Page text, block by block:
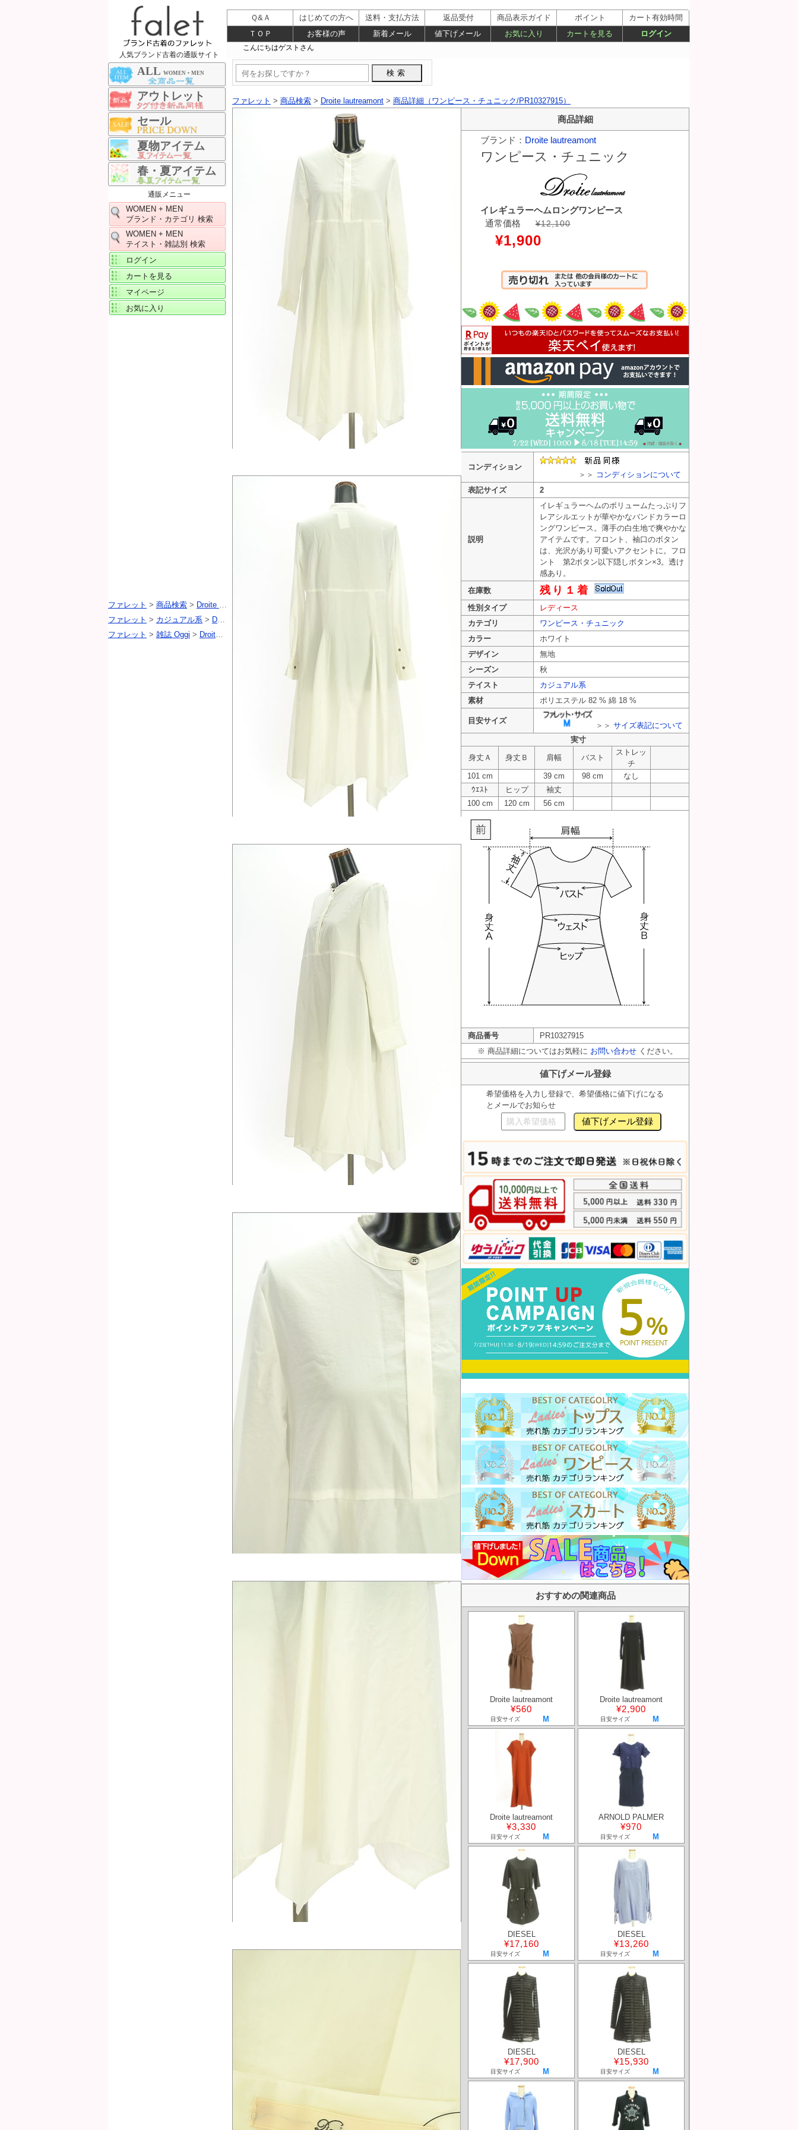
人気ブランド古着の通販サイト
ALL WOMEN + MEN
アウトレット
セール
夏物アイテム
春・夏アイテム
通販メニュー
WOMEN + MEN
ブランド・カテゴリ 検索
WOMEN + MEN
テイスト・雑誌別 検索
ログイン
カートを見る
マイページ
お気に入り
ファレット > 商品検索 > Droite lautreamont > 商品詳細（ワンピース・チュニック/PR10327915）
商品詳細
ブランド： Droite lautreamont
ワンピース・チュニック
イレギュラーヘムロングワンピース
通常価格
¥12,100
¥1,900
カートへ入れる
コンディション
＞＞ コンディションについて
表記サイズ
2
説明
イレギュラーヘムのボリュームたっぷりフ
レアシルエットが華やかなバンドカラーロ
ングワンピース。薄手の白生地で爽やかな
アイテムです。フロント、袖口のボタン
は、光沢があり可愛いアクセントに。フロ
ント 第2ボタン以下隠しボタン×3。透け
感あり。
在庫数
残り１着
性別タイプ
レディース
カテゴリ
ワンピース・チュニック
カラー
ホワイト
デザイン
無地
シーズン
秋
テイスト
カジュアル系
素材
ポリエステル 82 % 綿 18 %
目安サイズ
＞＞ サイズ表記について
実寸
身丈Ａ
身丈Ｂ 肩幅 バスト
ストレッ
チ
101 cm
39 cm 98 cm
なし
ｳｴｽﾄ
ヒップ
袖丈
100 cm
120 cm 56 cm
商品番号
PR10327915
※ 商品詳細についてはお気軽に お問い合わせ ください。
値下げメール登録
希望価格を入力し登録で、希望価格に値下げになる
とメールでお知らせ
おすすめの関連商品
Droite lautreamont
¥560
目安サイズ M
Droite lautreamont
¥2,900
目安サイズ M
Droite lautreamont
¥3,330
目安サイズ M
ARNOLD PALMER
¥970
目安サイズ M
DIESEL
¥17,160
目安サイズ M
DIESEL
¥13,260
目安サイズ M
DIESEL
¥17,900
目安サイズ M
DIESEL
¥15,930
目安サイズ M
ファレット > 商品検索 > Droite lautreamont（ドロワットロートレアモン）
Droite lautreamont（ドロワットロートレアモン） PR10327915
ファレット > カジュアル系 > Droite lautreamont（ドロワットロートレアモン）
Droite lautreamont（ドロワットロートレアモン） PR10327915
ファレット > 雑誌 Oggi > Droite lautreamont（ドロワットロートレアモン） Droite lautreamont（ドロワットロートレアモン） PR10327915
Ｑ&Ａ はじめての方へ 送料・支払方法 返品受付 商品表示ガイド ポイント
カート有効時間
ＴＯＰ
お客様の声 新着メール 値下げメール お気に入り カートを見る ログイン